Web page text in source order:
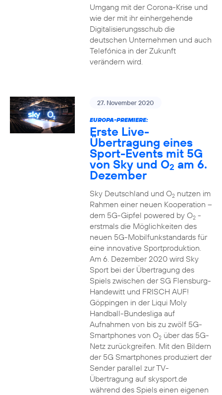
Umgang mit der Corona-Krise und
wie der mit ihr einhergehende
Digitalisierungsschub die
deutschen Unternehmen und auch
Telefónica in der Zukunft
verändern wird.
27. November 2020
EUROPA-PREMIERE:
Erste Live-
Übertragung eines
Sport-Events mit 5G
von Sky und O2 am 6.
Dezember
Sky Deutschland und O2nutzen im
Rahmen einer neuen Kooperation –
dem 5G-Gipfel powered by O2-
erstmals die Möglichkeiten des
neuen 5G-Mobilfunkstandards für
eine innovative Sportproduktion.
Am 6. Dezember 2020 wird Sky
Sport bei der Übertragung des
Spiels zwischen der SG Flensburg-
Handewitt und FRISCH AUF!
Göppingen in der Liqui Moly
Handball-Bundesliga auf
Aufnahmen von bis zu zwölf 5G-
Smartphones von O2über das 5G-
Netz zurückgreifen. Mit den Bildern
der 5G Smartphones produziert der
Sender parallel zur TV-
Übertragung auf skysport.de
während des Spiels einen eigenen